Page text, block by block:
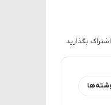
اشتراک بگذارید